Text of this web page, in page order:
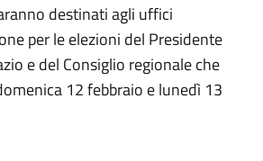
destinati agli uffici
per le elezioni del Presidente
e del Consiglio regionale che
12 febbraio e lunedì 13